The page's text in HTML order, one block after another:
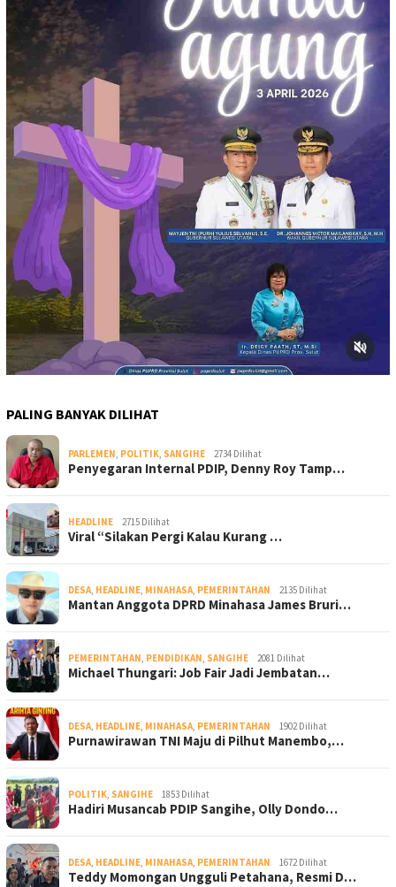
PALING BANYAK DILIHAT
PARLEMEN, POLITIK, SANGIHE 2734 Dilihat
Penyegaran Internal PDIP, Denny Roy Tamp…
HEADLINE 2715 Dilihat
Viral “Silakan Pergi Kalau Kurang …
DESA, HEADLINE, MINAHASA, PEMERINTAHAN 2135 Dilihat
Mantan Anggota DPRD Minahasa James Bruri…
PEMERINTAHAN, PENDIDIKAN, SANGIHE 2081 Dilihat
Michael Thungari: Job Fair Jadi Jembatan…
DESA, HEADLINE, MINAHASA, PEMERINTAHAN 1902 Dilihat
Purnawirawan TNI Maju di Pilhut Manembo,…
POLITIK, SANGIHE 1853 Dilihat
Hadiri Musancab PDIP Sangihe, Olly Dondo…
DESA, HEADLINE, MINAHASA, PEMERINTAHAN 1672 Dilihat
Teddy Momongan Ungguli Petahana, Resmi D…